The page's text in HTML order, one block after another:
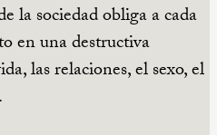
la sociedad obliga a cada
en una destructiva
las relaciones, el sexo, el